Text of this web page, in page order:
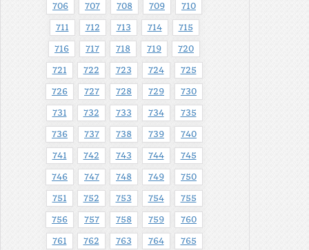
706 707 708 709 710
711 712 713 714 715
716 717 718 719 720
721 722 723 724 725
726 727 728 729 730
731 732 733 734 735
736 737 738 739 740
741 742 743 744 745
746 747 748 749 750
751 752 753 754 755
756 757 758 759 760
761 762 763 764 765